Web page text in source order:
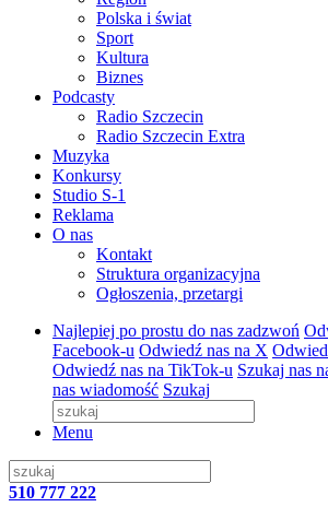
Polska i świat
Sport
Kultura
Biznes
Podcasty
Radio Szczecin
Radio Szczecin Extra
Muzyka
Konkursy
Studio S-1
Reklama
O nas
Kontakt
Struktura organizacyjna
Ogłoszenia, przetargi
Najlepiej po prostu do nas zadzwoń
Facebook-u Odwiedź nas na X
Odwiedź nas na TikTok-u Szukaj nas
nas wiadomość Szukaj
Menu
510 777 222